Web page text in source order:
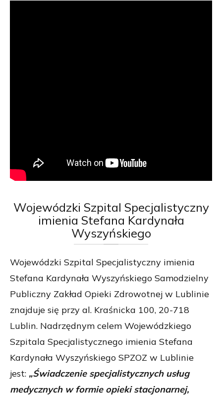
Wojewódzki Szpital Specjalistyczny
imienia Stefana Kardynała
Wyszyńskiego
Wojewódzki Szpital Specjalistyczny imienia
Stefana Kardynała Wyszyńskiego Samodzielny
Publiczny Zakład Opieki Zdrowotnej w Lublinie
znajduje się przy al. Kraśnicka 100, 20-718
Lublin. Nadrzędnym celem Wojewódzkiego
Szpitala Specjalistycznego imienia Stefana
Kardynała Wyszyńskiego SPZOZ w Lublinie
jest: „Świadczenie specjalistycznych usług
medycznych w formie opieki stacjonarnej,